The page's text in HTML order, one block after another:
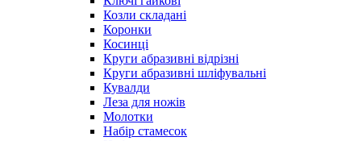
Козли складані
Коронки
Косинці
Круги абразивні відрізні
Круги абразивні шліфувальні
Кувалди
Леза для ножів
Молотки
Набір стамесок